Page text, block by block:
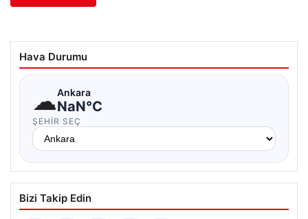
Hava Durumu
☁Ankara
NaN°C
ŞEHIR SEÇ
Bizi Takip Edin